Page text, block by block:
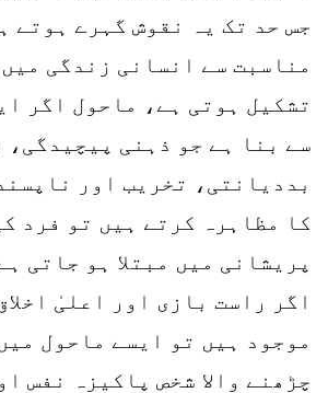
جس حد تک یہ نقوش گہرے ہوتے
مناسبت سے انسانی زندگی
تشکیل ہوتی ہے، ماحول اگر
سے بنا ہے جو ذہنی پیچیدگی،
بددیانتی، تخریب اور
کا مظاہرہ کرتے ہیں تو فرد
پریشانی میں مبتلا ہو جاتی
اگر راست بازی اور اعلیٰ
موجود ہیں تو ایسے ماحول
چڑھنے والا شخص پاکیزہ نفس